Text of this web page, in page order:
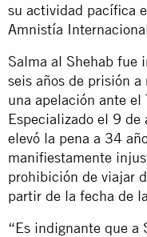
su actividad pacífica
Amnistía
Salma al Shehab fue
seis años de prisión
una apelación ante el
Especializado el 9
elevó la pena a 34
manifiestamente
prohibición de viajar
partir de la fecha de
“Es indignante que a